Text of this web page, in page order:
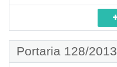
Portaria 128/2013